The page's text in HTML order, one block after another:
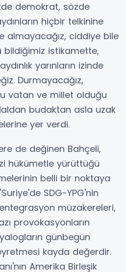
demokrat, sözde
hiçbir telkinine
almayacağız, ciddiye bile
bildiğimiz istikamette,
yarınların izinde
Durmayacağız,
vatan ve millet olduğu
budaktan asla uzak
yer verdi.
de değinen Bahçeli,
hükümetle yürüttüğü
belli bir noktaya
SDG-YPG'nin
müzakereleri,
provokasyonların
günbegün
kayda değerdir.
Amerika Birleşik